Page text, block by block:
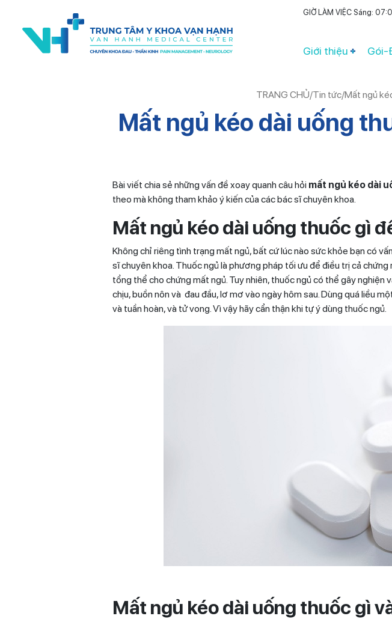
GIỜ LÀM VIỆC Sáng:
Giới thiệu Gói-
TRANG CHỦ/Tin tức/Mất ngủ
Mất ngủ kéo dài uống
Bài viết chia sẻ những vấn đề xoay quanh câu hỏi mất ngủ kéo dài
theo mà không tham khảo ý kiến của các bác sĩ chuyên khoa.
Mất ngủ kéo dài uống thuốc gì
Không chỉ riêng tình trạng mất ngủ, bất cứ lúc nào sức khỏe bạn có
sĩ chuyên khoa. Thuốc ngủ là phương pháp tối ưu để điều trị cả
tổng thể cho chứng mất ngủ. Tuy nhiên, thuốc ngủ có thể gây nghiện
chịu, buồn nôn và đau đầu, lơ mơ vào ngày hôm sau. Dùng quá liều
và tuần hoàn, và tử vong. Vì vậy hãy cẩn thận khi tự ý dùng thuốc ngủ.
Mất ngủ kéo dài uống thuốc gì